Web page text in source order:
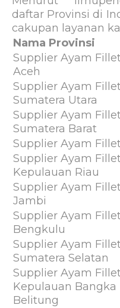
daftar Provinsi di
cakupan layanan
Nama Provinsi
Supplier Ayam
Aceh
Supplier Ayam
Sumatera Utara
Supplier Ayam
Sumatera Barat
Supplier Ayam
Supplier Ayam
Kepulauan Riau
Supplier Ayam
Jambi
Supplier Ayam
Bengkulu
Supplier Ayam
Sumatera Selatan
Supplier Ayam
Kepulauan Bangka
Belitung